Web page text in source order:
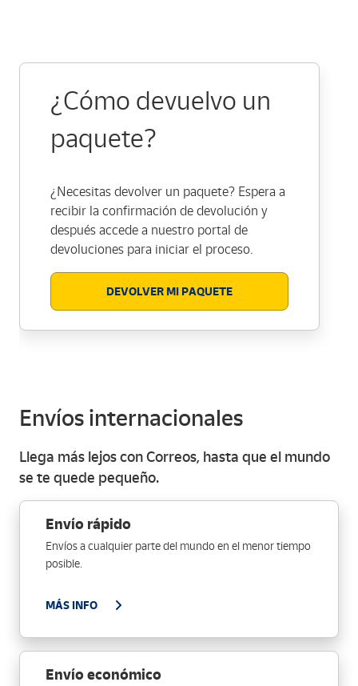
¿Cómo devuelvo un
paquete?
¿Necesitas devolver un paquete? Espera a
recibir la confirmación de devolución y
después accede a nuestro portal de
devoluciones para iniciar el proceso.
DEVOLVER MI PAQUETE
Envíos internacionales
Llega más lejos con Correos, hasta que el mundo
se te quede pequeño.
Envío rápido
Envíos a cualquier parte del mundo en el menor tiempo
posible.
MÁS INFO
Envío económico